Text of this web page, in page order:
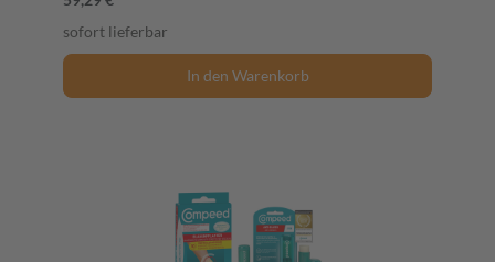
sofort lieferbar
In den Warenkorb